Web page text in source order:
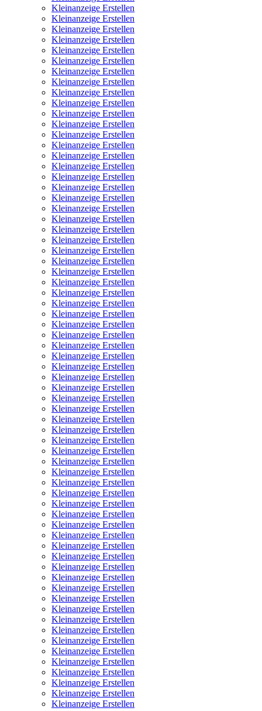
Kleinanzeige Erstellen
Kleinanzeige Erstellen
Kleinanzeige Erstellen
Kleinanzeige Erstellen
Kleinanzeige Erstellen
Kleinanzeige Erstellen
Kleinanzeige Erstellen
Kleinanzeige Erstellen
Kleinanzeige Erstellen
Kleinanzeige Erstellen
Kleinanzeige Erstellen
Kleinanzeige Erstellen
Kleinanzeige Erstellen
Kleinanzeige Erstellen
Kleinanzeige Erstellen
Kleinanzeige Erstellen
Kleinanzeige Erstellen
Kleinanzeige Erstellen
Kleinanzeige Erstellen
Kleinanzeige Erstellen
Kleinanzeige Erstellen
Kleinanzeige Erstellen
Kleinanzeige Erstellen
Kleinanzeige Erstellen
Kleinanzeige Erstellen
Kleinanzeige Erstellen
Kleinanzeige Erstellen
Kleinanzeige Erstellen
Kleinanzeige Erstellen
Kleinanzeige Erstellen
Kleinanzeige Erstellen
Kleinanzeige Erstellen
Kleinanzeige Erstellen
Kleinanzeige Erstellen
Kleinanzeige Erstellen
Kleinanzeige Erstellen
Kleinanzeige Erstellen
Kleinanzeige Erstellen
Kleinanzeige Erstellen
Kleinanzeige Erstellen
Kleinanzeige Erstellen
Kleinanzeige Erstellen
Kleinanzeige Erstellen
Kleinanzeige Erstellen
Kleinanzeige Erstellen
Kleinanzeige Erstellen
Kleinanzeige Erstellen
Kleinanzeige Erstellen
Kleinanzeige Erstellen
Kleinanzeige Erstellen
Kleinanzeige Erstellen
Kleinanzeige Erstellen
Kleinanzeige Erstellen
Kleinanzeige Erstellen
Kleinanzeige Erstellen
Kleinanzeige Erstellen
Kleinanzeige Erstellen
Kleinanzeige Erstellen
Kleinanzeige Erstellen
Kleinanzeige Erstellen
Kleinanzeige Erstellen
Kleinanzeige Erstellen
Kleinanzeige Erstellen
Kleinanzeige Erstellen
Kleinanzeige Erstellen
Kleinanzeige Erstellen
Kleinanzeige Erstellen